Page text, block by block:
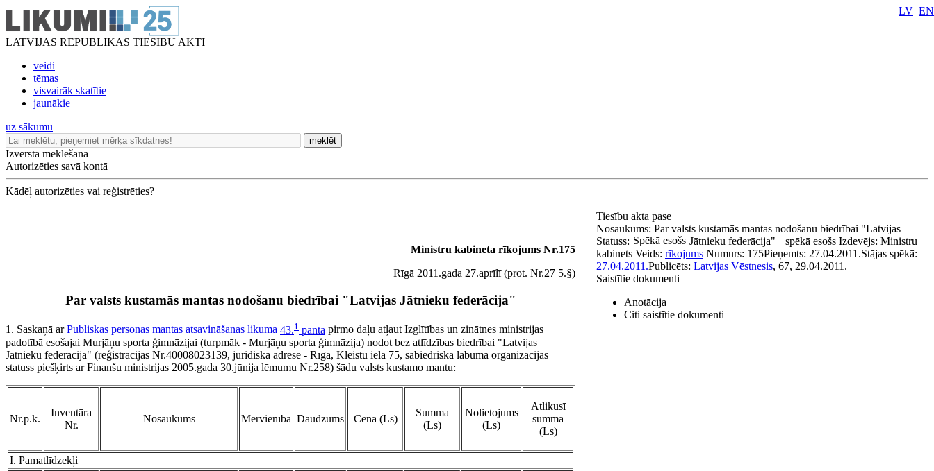
LATVIJAS REPUBLIKAS TIESĪBU AKTI
veidi
tēmas
visvairāk skatītie
jaunākie
LV EN
uz sākumu
meklēt
Izvērstā meklēšana
Autorizēties savā kontā
Kādēļ autorizēties vai reģistrēties?
Ministru kabineta rīkojums Nr.175
Rīgā 2011.gada 27.aprīlī (prot. Nr.27 5.§)
Par valsts kustamās mantas nodošanu biedrībai "Latvijas Jātnieku federācija"
1. Saskaņā arPubliskas personas mantas atsavināšanas likuma 43.1 panta pirmo daļu atļaut Izglītības un zinātnes ministrijas
padotībā esošajai Murjāņu sporta ģimnāzijai (turpmāk - Murjāņu sporta ģimnāzija) nodot bez atlīdzības biedrībai "Latvijas
Jātnieku federācija" (reģistrācijas Nr.40008023139, juridiskā adrese - Rīga, Kleistu iela 75, sabiedriskā labuma organizācijas
statuss piešķirts ar Finanšu ministrijas 2005.gada 30.jūnija lēmumu Nr.258) šādu valsts kustamo mantu:
Nr.p.k.
Inventāra
Nr.
Nosaukums Mērvienība Daudzums Cena (Ls)
Summa
(Ls)
Nolietojums
(Ls)
Atlikusī
summa
(Ls)
I. Pamatlīdzekļi
Tiesību akta pase
Nosaukums: Par valsts kustamās mantas nodošanu biedrībai "Latvijas
Jātnieku federācija"
Statuss: Spēkā esošs spēkā esošs Izdevējs: Ministru
kabinets Veids: rīkojums Numurs: 175Pieņemts: 27.04.2011.Stājas spēkā:
27.04.2011.Publicēts: Latvijas Vēstnesis, 67, 29.04.2011.
Saistītie dokumenti
Anotācija
Citi saistītie dokumenti